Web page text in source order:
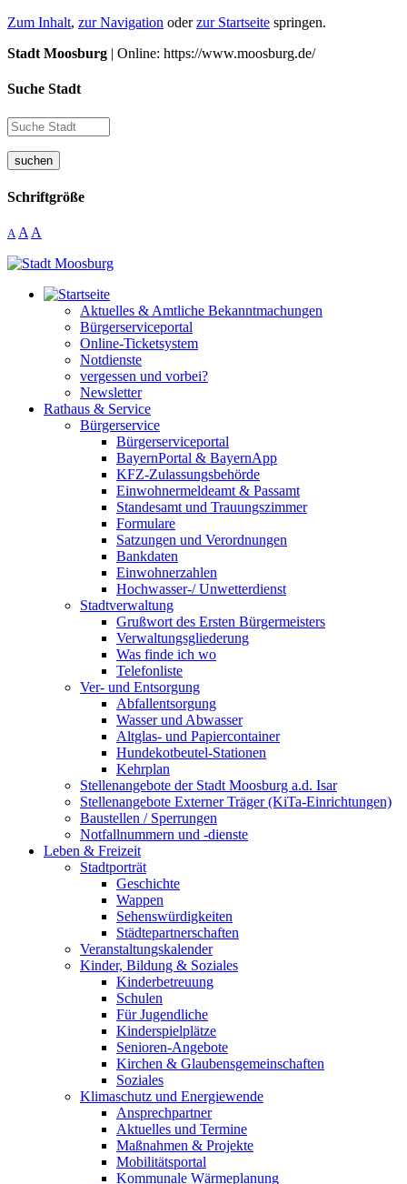
Zum Inhalt, zur Navigation oderzur Startseite springen.
Stadt Moosburg | Online: https://www.moosburg.de/
Suche Stadt
suchen
Schriftgröße
A A A
Aktuelles & Amtliche Bekanntmachungen
Bürgerserviceportal
Online-Ticketsystem
Notdienste
vergessen und vorbei?
Newsletter
Rathaus & Service
Bürgerservice
Bürgerserviceportal
BayernPortal & BayernApp
KFZ-Zulassungsbehörde
Einwohnermeldeamt & Passamt
Standesamt und Trauungszimmer
Formulare
Satzungen und Verordnungen
Bankdaten
Einwohnerzahlen
Hochwasser-/ Unwetterdienst
Stadtverwaltung
Grußwort des Ersten Bürgermeisters
Verwaltungsgliederung
Was finde ich wo
Telefonliste
Ver- und Entsorgung
Abfallentsorgung
Wasser und Abwasser
Altglas- und Papiercontainer
Hundekotbeutel-Stationen
Kehrplan
Stellenangebote der Stadt Moosburg a.d. Isar
Stellenangebote Externer Träger (KiTa-Einrichtungen)
Baustellen / Sperrungen
Notfallnummern und -dienste
Leben & Freizeit
Stadtporträt
Geschichte
Wappen
Sehenswürdigkeiten
Städtepartnerschaften
Veranstaltungskalender
Kinder, Bildung & Soziales
Kinderbetreuung
Schulen
Für Jugendliche
Kinderspielplätze
Senioren-Angebote
Kirchen & Glaubensgemeinschaften
Soziales
Klimaschutz und Energiewende
Ansprechpartner
Aktuelles und Termine
Maßnahmen & Projekte
Mobilitätsportal
Kommunale Wärmeplanung